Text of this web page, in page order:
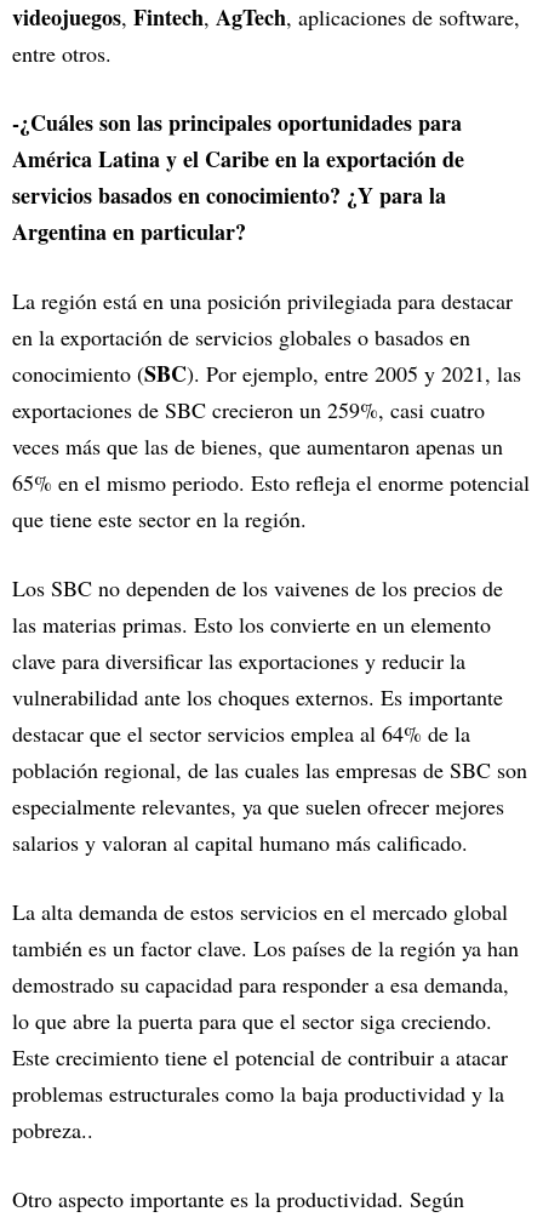
videojuegos, Fintech, AgTech, aplicaciones de software,
entre otros.
-¿Cuáles son las principales oportunidades para
América Latina y el Caribe en la exportación de
servicios basados en conocimiento? ¿Y para la
Argentina en particular?
La región está en una posición privilegiada para destacar
en la exportación de servicios globales o basados en
conocimiento (SBC). Por ejemplo, entre 2005 y 2021, las
exportaciones de SBC crecieron un 259%, casi cuatro
veces más que las de bienes, que aumentaron apenas un
65% en el mismo periodo. Esto refleja el enorme potencial
que tiene este sector en la región.
Los SBC no dependen de los vaivenes de los precios de
las materias primas. Esto los convierte en un elemento
clave para diversificar las exportaciones y reducir la
vulnerabilidad ante los choques externos. Es importante
destacar que el sector servicios emplea al 64% de la
población regional, de las cuales las empresas de SBC son
especialmente relevantes, ya que suelen ofrecer mejores
salarios y valoran al capital humano más calificado.
La alta demanda de estos servicios en el mercado global
también es un factor clave. Los países de la región ya han
demostrado su capacidad para responder a esa demanda,
lo que abre la puerta para que el sector siga creciendo.
Este crecimiento tiene el potencial de contribuir a atacar
problemas estructurales como la baja productividad y la
pobreza..
Otro aspecto importante es la productividad. Según